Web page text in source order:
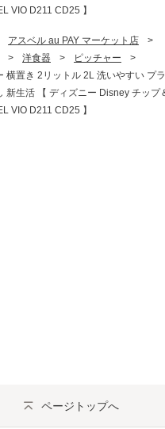
VIO D211 CD25 】
アスベル au PAY マーケット店
>
> 洋食器 > ピッチャー
>
横置き 2リットル 2L 洗いやすい プ
新生活 【 ディズニー Disney チップ
VIO D211 CD25 】
ページトップへ